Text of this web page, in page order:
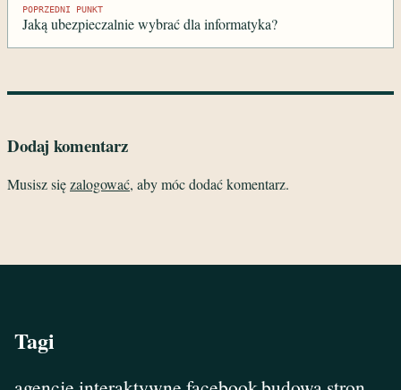
wpisu
POPRZEDNI PUNKT
Jaką ubezpieczalnie wybrać dla informatyka?
Dodaj komentarz
Musisz sięzalogować, aby móc dodać komentarz.
Tagi